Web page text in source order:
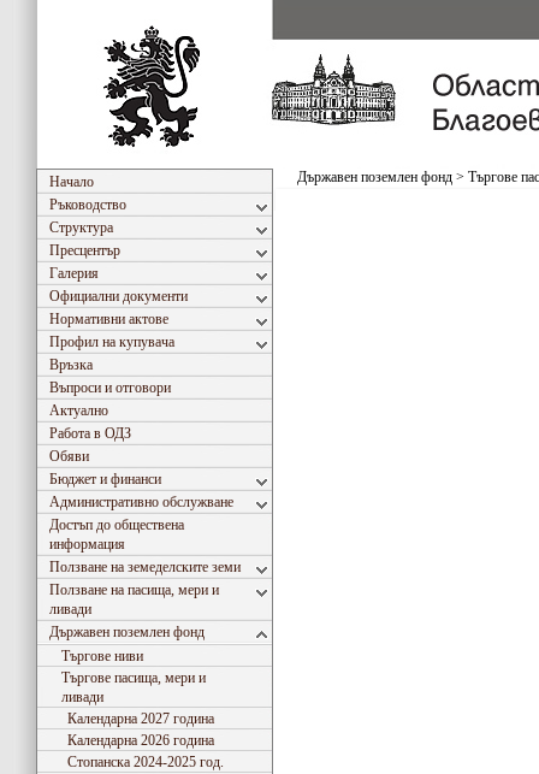
Начало
Ръководство
Структура
Пресцентър
Галерия
Официални документи
Нормативни актове
Профил на купувача
Връзка
Въпроси и отговори
Актуално
Работа в ОДЗ
Обяви
Бюджет и финанси
Административно обслужване
Достъп до обществена
информация
Ползване на земеделските земи
Ползване на пасища, мери и
ливади
Държавен поземлен фонд
Търгове ниви
Търгове пасища, мери и
ливади
Календарна 2027 година
Календарна 2026 година
Стопанска 2024-2025 год.
Държавен поземлен фонд > Търгове